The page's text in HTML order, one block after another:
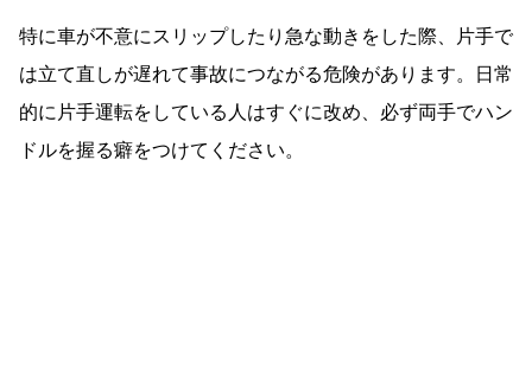
特に車が不意にスリップしたり急な動きをした際、片手で
は立て直しが遅れて事故につながる危険があります。日常
的に片手運転をしている人はすぐに改め、必ず両手でハン
ドルを握る癖をつけてください。